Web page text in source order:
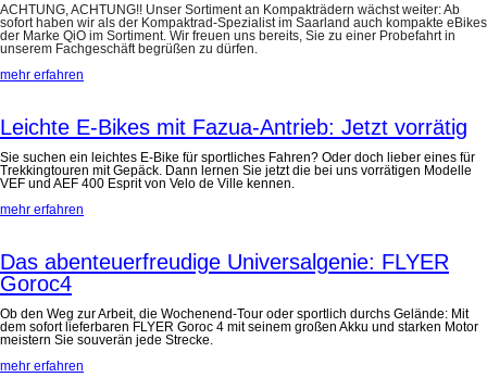
ACHTUNG, ACHTUNG!! Unser Sortiment an Kompakträdern wächst weiter: Ab
sofort haben wir als der Kompaktrad-Spezialist im Saarland auch kompakte eBikes
der Marke QiO im Sortiment. Wir freuen uns bereits, Sie zu einer Probefahrt in
unserem Fachgeschäft begrüßen zu dürfen.
mehr erfahren
Leichte E-Bikes mit Fazua-Antrieb: Jetzt vorrätig
Sie suchen ein leichtes E-Bike für sportliches Fahren? Oder doch lieber eines für
Trekkingtouren mit Gepäck. Dann lernen Sie jetzt die bei uns vorrätigen Modelle
VEF und AEF 400 Esprit von Velo de Ville kennen.
mehr erfahren
Das abenteuerfreudige Universalgenie: FLYER
Goroc4
Ob den Weg zur Arbeit, die Wochenend-Tour oder sportlich durchs Gelände: Mit
dem sofort lieferbaren FLYER Goroc 4 mit seinem großen Akku und starken Motor
meistern Sie souverän jede Strecke.
mehr erfahren